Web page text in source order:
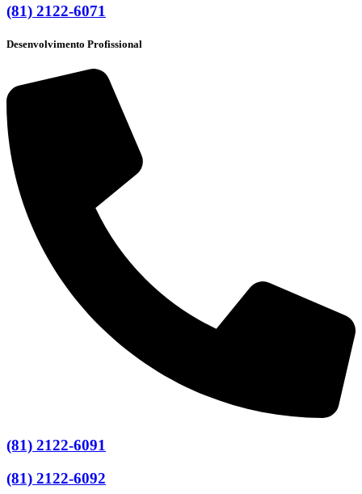
(81) 2122-6071
Desenvolvimento Profissional
(81) 2122-6091
(81) 2122-6092